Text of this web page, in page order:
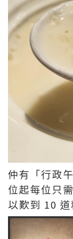
仲有「行政
位起每位只
以歎到 10